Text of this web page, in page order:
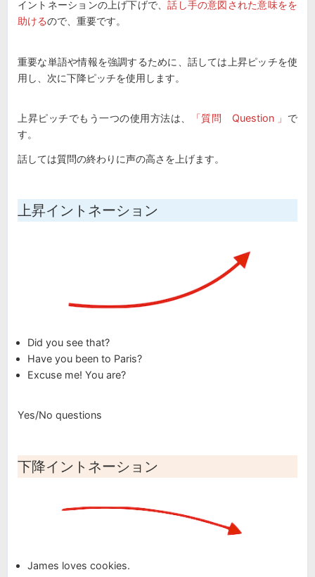
イントネーションの上げ下げで、話し手の意図された意味をを
助けるので、重要です。
重要な単語や情報を強調するために、話しては上昇ピッチを使
用し、次に下降ピッチを使用します。
上昇ピッチでもう一つの使用方法は、 「質問 Question 」 で
す。
話しては質問の終わりに声の高さを上げます。
上昇イントネーション
Did you see that?
Have you been to Paris?
Excuse me! You are?
Yes/No questions
下降イントネーション
James loves cookies.